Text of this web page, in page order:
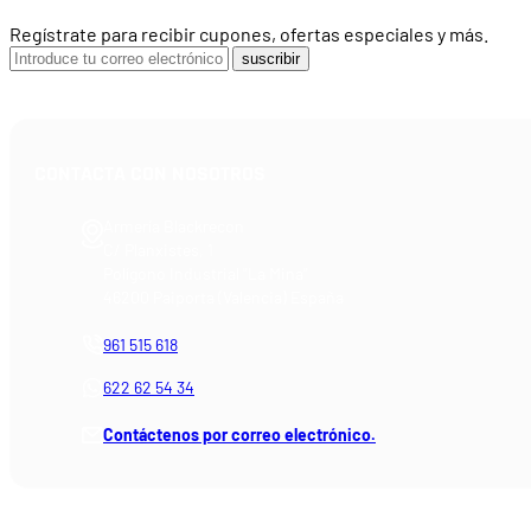
Regístrate para recibir cupones, ofertas especiales y más.
suscribir
961 515 618
622 62 54 34
Contáctenos por correo electrónico.